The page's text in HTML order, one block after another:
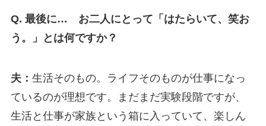
Q. 最後に… お二人にとって「はたらいて、笑お
う。」とは何ですか？
夫： 生活そのもの。ライフそのものが仕事になっ
ているのが理想です。まだまだ実験段階ですが、
生活と仕事が家族という箱に入っていて、楽しん